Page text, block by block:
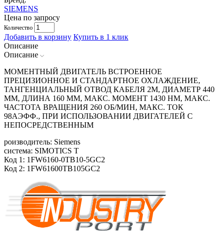
SIEMENS
Цена по запросу
Количество
Добавить в корзину Купить в 1 клик
Описание
Описание
МОМЕНТНЫЙ ДВИГАТЕЛЬ ВСТРОЕННОЕ
ПРЕЦИЗИОННОЕ И СТАНДАРТНОЕ ОХЛАЖДЕНИЕ,
ТАНГЕНЦИАЛЬНЫЙ ОТВОД КАБЕЛЯ 2М, ДИАМЕТР 440
ММ, ДЛИНА 160 ММ, МАКС. МОМЕНТ 1430 HM, МАКС.
ЧАСТОТА ВРАЩЕНИЯ 260 ОБ/MИН, МАКС. ТОК
98АЭФФ., ПРИ ИСПОЛЬЗОВАНИИ ДВИГАТЕЛЕЙ С
НЕПОСРЕДСТВЕННЫМ
роизводитель: Siemens
система: SIMOTICS T
Код 1: 1FW6160-0TB10-5GC2
Код 2: 1FW61600TB105GC2